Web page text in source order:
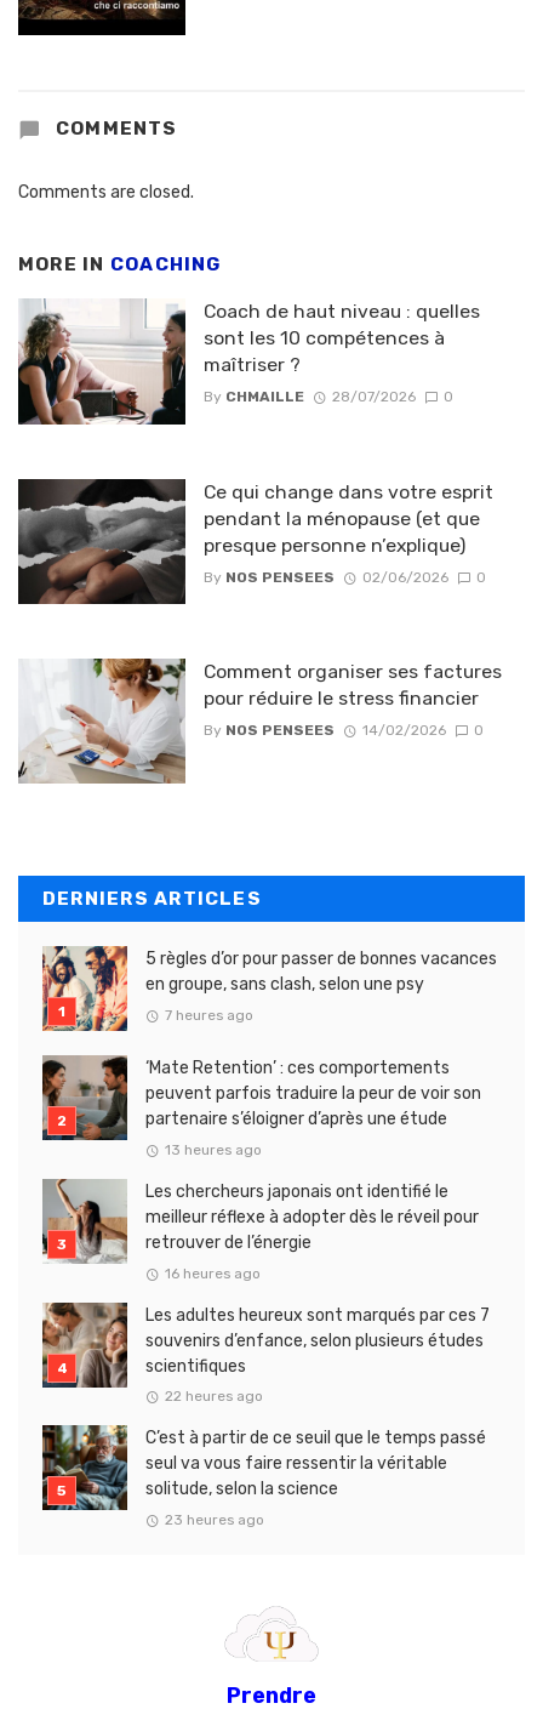
COMMENTS
Comments are closed.
MORE IN COACHING
Coach de haut niveau : quelles
sont les 10 compétences à
maîtriser ?
By CHMAILLE 28/07/2026 0
Ce qui change dans votre esprit
pendant la ménopause (et que
presque personne n’explique)
By NOS PENSEES 02/06/2026 0
Comment organiser ses factures
pour réduire le stress financier
By NOS PENSEES 14/02/2026 0
DERNIERS ARTICLES
5 règles d’or pour passer de bonnes vacances
en groupe, sans clash, selon une psy
7 heures ago
‘Mate Retention’ : ces comportements
peuvent parfois traduire la peur de voir son
partenaire s’éloigner d’après une étude
13 heures ago
Les chercheurs japonais ont identifié le
meilleur réflexe à adopter dès le réveil pour
retrouver de l’énergie
16 heures ago
Les adultes heureux sont marqués par ces 7
souvenirs d’enfance, selon plusieurs études
scientifiques
22 heures ago
C’est à partir de ce seuil que le temps passé
seul va vous faire ressentir la véritable
solitude, selon la science
23 heures ago
Prendre